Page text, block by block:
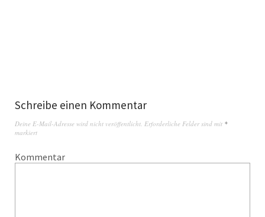
Schreibe einen Kommentar
Deine E-Mail-Adresse wird nicht veröffentlicht. Erforderliche Felder sind mit *
markiert
Kommentar